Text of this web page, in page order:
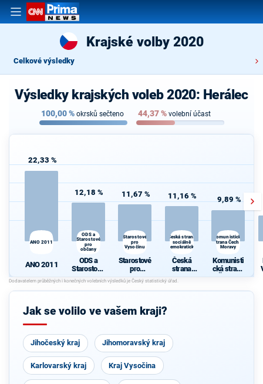
Krajské volby 2020
Celkové výsledky
Výsledky krajských voleb 2020: Herálec
100,00% okrsků sečteno 44,37% volební účast
22,33 %
ANO 2011
ANO 2011
12,18 %
ODS a
Starostové
pro
občany
ODS a
Starostové
pro občany
11,67 %
Starostové
pro
Vysočinu
Starostové
pro
Vysočinu
11,16 %
Česká strana
sociálně
demokratická
Česká
strana
sociálně
demokrati
cká
9,89 %
Komunistická
strana Čech a
Moravy
Komunisti
cká strana
Čech a
Jak se volilo ve vašem kraji?
Jihočeský kraj Jihomoravský kraj
Karlovarský kraj Kraj Vysočina